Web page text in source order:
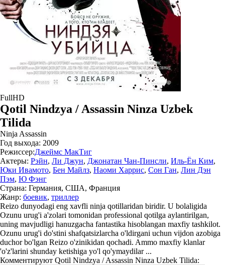
FullHD
Qotil Nindzya / Assassin Ninza Uzbek
Tilida
Ninja Assassin
Год выхода: 2009
Режиссер:Джеймс МакТиг
Актеры: Рэйн, Ли Джун, Джонатан Чан-Пинсли, Иль-Ён Ким,
Юки Ивамото, Бен Майлз, Наоми Харрис, Сон Ган, Лин Дэн
Пэм, Ю Фэнг
Страна: Германия, США, Франция
Жанр: боевик, триллер
Reizo dunyodagi eng xavfli ninja qotillaridan biridir. U bolaligida
Ozunu urug'i a'zolari tomonidan professional qotilga aylantirilgan,
uning mavjudligi hanuzgacha fantastika hisoblangan maxfiy tashkilot.
Ozunu urug'i do'stini shafqatsizlarcha o'ldirgani uchun vijdon azobiga
duchor bo'lgan Reizo o'zinikidan qochadi. Ammo maxfiy klanlar
'o'z'larini shunday ketishiga yo'l qo'ymaydilar ...
Комментируют Qotil Nindzya / Assassin Ninza Uzbek Tilida: